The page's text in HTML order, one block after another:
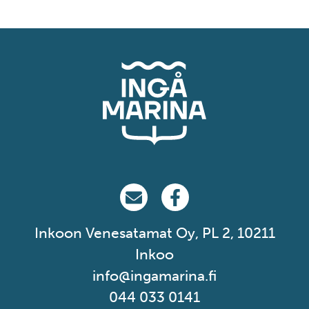
Ingå Marina på emailIngå Marina på Facebook
Inkoon Venesatamat Oy, PL 2, 10211
Inkoo
info@ingamarina.fi
044 033 0141